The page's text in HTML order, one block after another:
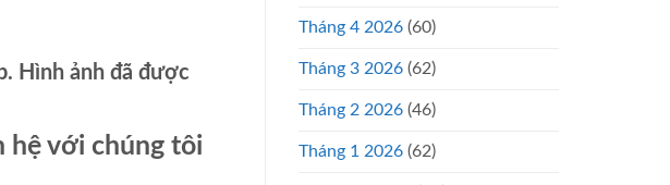
Hình ảnh đã được
hệ với chúng tôi
Tháng 4 2026 (60)
Tháng 3 2026 (62)
Tháng 2 2026 (46)
Tháng 1 2026 (62)